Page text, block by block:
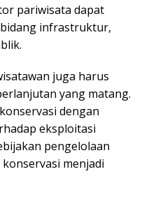
pariwisata dapat
infrastruktur,
juga harus
yang matang.
dengan
eksploitasi
pengelolaan
menjadi